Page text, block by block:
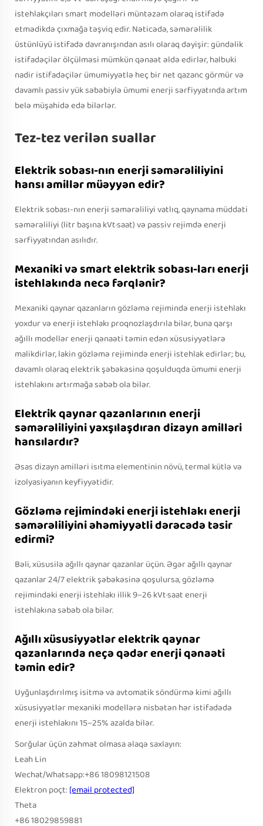
istehlakçıları smart modelləri müntəzəm olaraq istifadə
etmədikdə çıxmağa təşviq edir. Nəticədə, səmərəlilik
üstünlüyü istifadə davranışından asılı olaraq dəyişir: gündəlik
istifadəçilər ölçülməsi mümkün qənaət əldə edirlər, halbuki
nadir istifadəçilər ümumiyyətlə heç bir net qazanc görmür və
davamlı passiv yük səbəbiylə ümumi enerji sərfiyyatında artım
belə müşahidə edə bilərlər.
Tez-tez verilən suallar
Elektrik sobası-nın enerji səmərəliliyini
hansı amillər müəyyən edir?
Elektrik sobası-nın enerji səmərəliliyi vatlıq, qaynama müddəti
səmərəliliyi (litr başına kVt·saat) və passiv rejimdə enerji
sərfiyyatından asılıdır.
Mexaniki və smart elektrik sobası-ları enerji
istehlakında necə fərqlənir?
Mexaniki qaynar qazanların gözləmə rejimində enerji istehlakı
yoxdur və enerji istehlakı proqnozlaşdırıla bilər, buna qarşı
ağıllı modellər enerji qənaəti təmin edən xüsusiyyətlərə
malikdirlər, lakin gözləmə rejimində enerji istehlak edirlər; bu,
davamlı olaraq elektrik şəbəkəsinə qoşulduqda ümumi enerji
istehlakını artırmağa səbəb ola bilər.
Elektrik qaynar qazanlarının enerji
səmərəliliyini yaxşılaşdıran dizayn amilləri
hansılardır?
Əsas dizayn amilləri isıtma elementinin növü, termal kütlə və
izolyasiyanın keyfiyyətidir.
Gözləmə rejimindəki enerji istehlakı enerji
səmərəliliyini əhəmiyyətli dərəcədə təsir
edirmi?
Bəli, xüsusilə ağıllı qaynar qazanlar üçün. Əgər ağıllı qaynar
qazanlar 24/7 elektrik şəbəkəsinə qoşulursa, gözləmə
rejimindəki enerji istehlakı illik 9–26 kVt·saat enerji
istehlakına səbəb ola bilər.
Ağıllı xüsusiyyətlər elektrik qaynar
qazanlarında neçə qədər enerji qənaəti
təmin edir?
Uyğunlaşdırılmış isitmə və avtomatik söndürmə kimi ağıllı
xüsusiyyətlər mexaniki modellərə nisbətən hər istifadədə
enerji istehlakını 15–25% azalda bilər.
Sorğular üçün zəhmət olmasa əlaqə saxlayın:
Leah Lin
Wechat/Whatsapp:+86 18098121508
Elektron poçt: [email protected]
Theta
+86 18029859881